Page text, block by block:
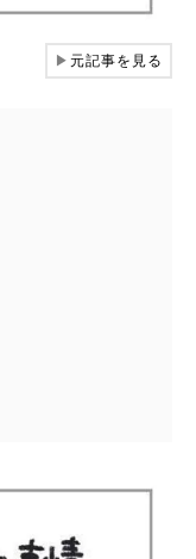
▶元記事を見る